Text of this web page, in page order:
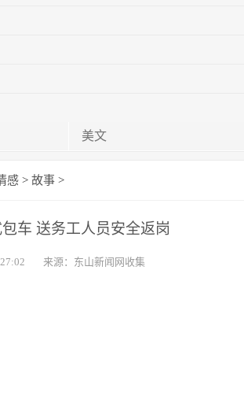
美文
感 > 故事 >
车 送务工人员安全返岗
来源：东山新闻网收集